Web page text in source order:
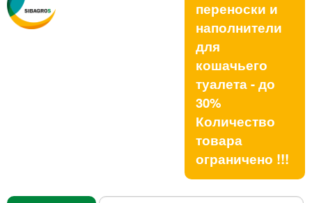
переноски и
наполнители
для
кошачьего
туалета - до
30%
Количество
товара
ограничено !!!